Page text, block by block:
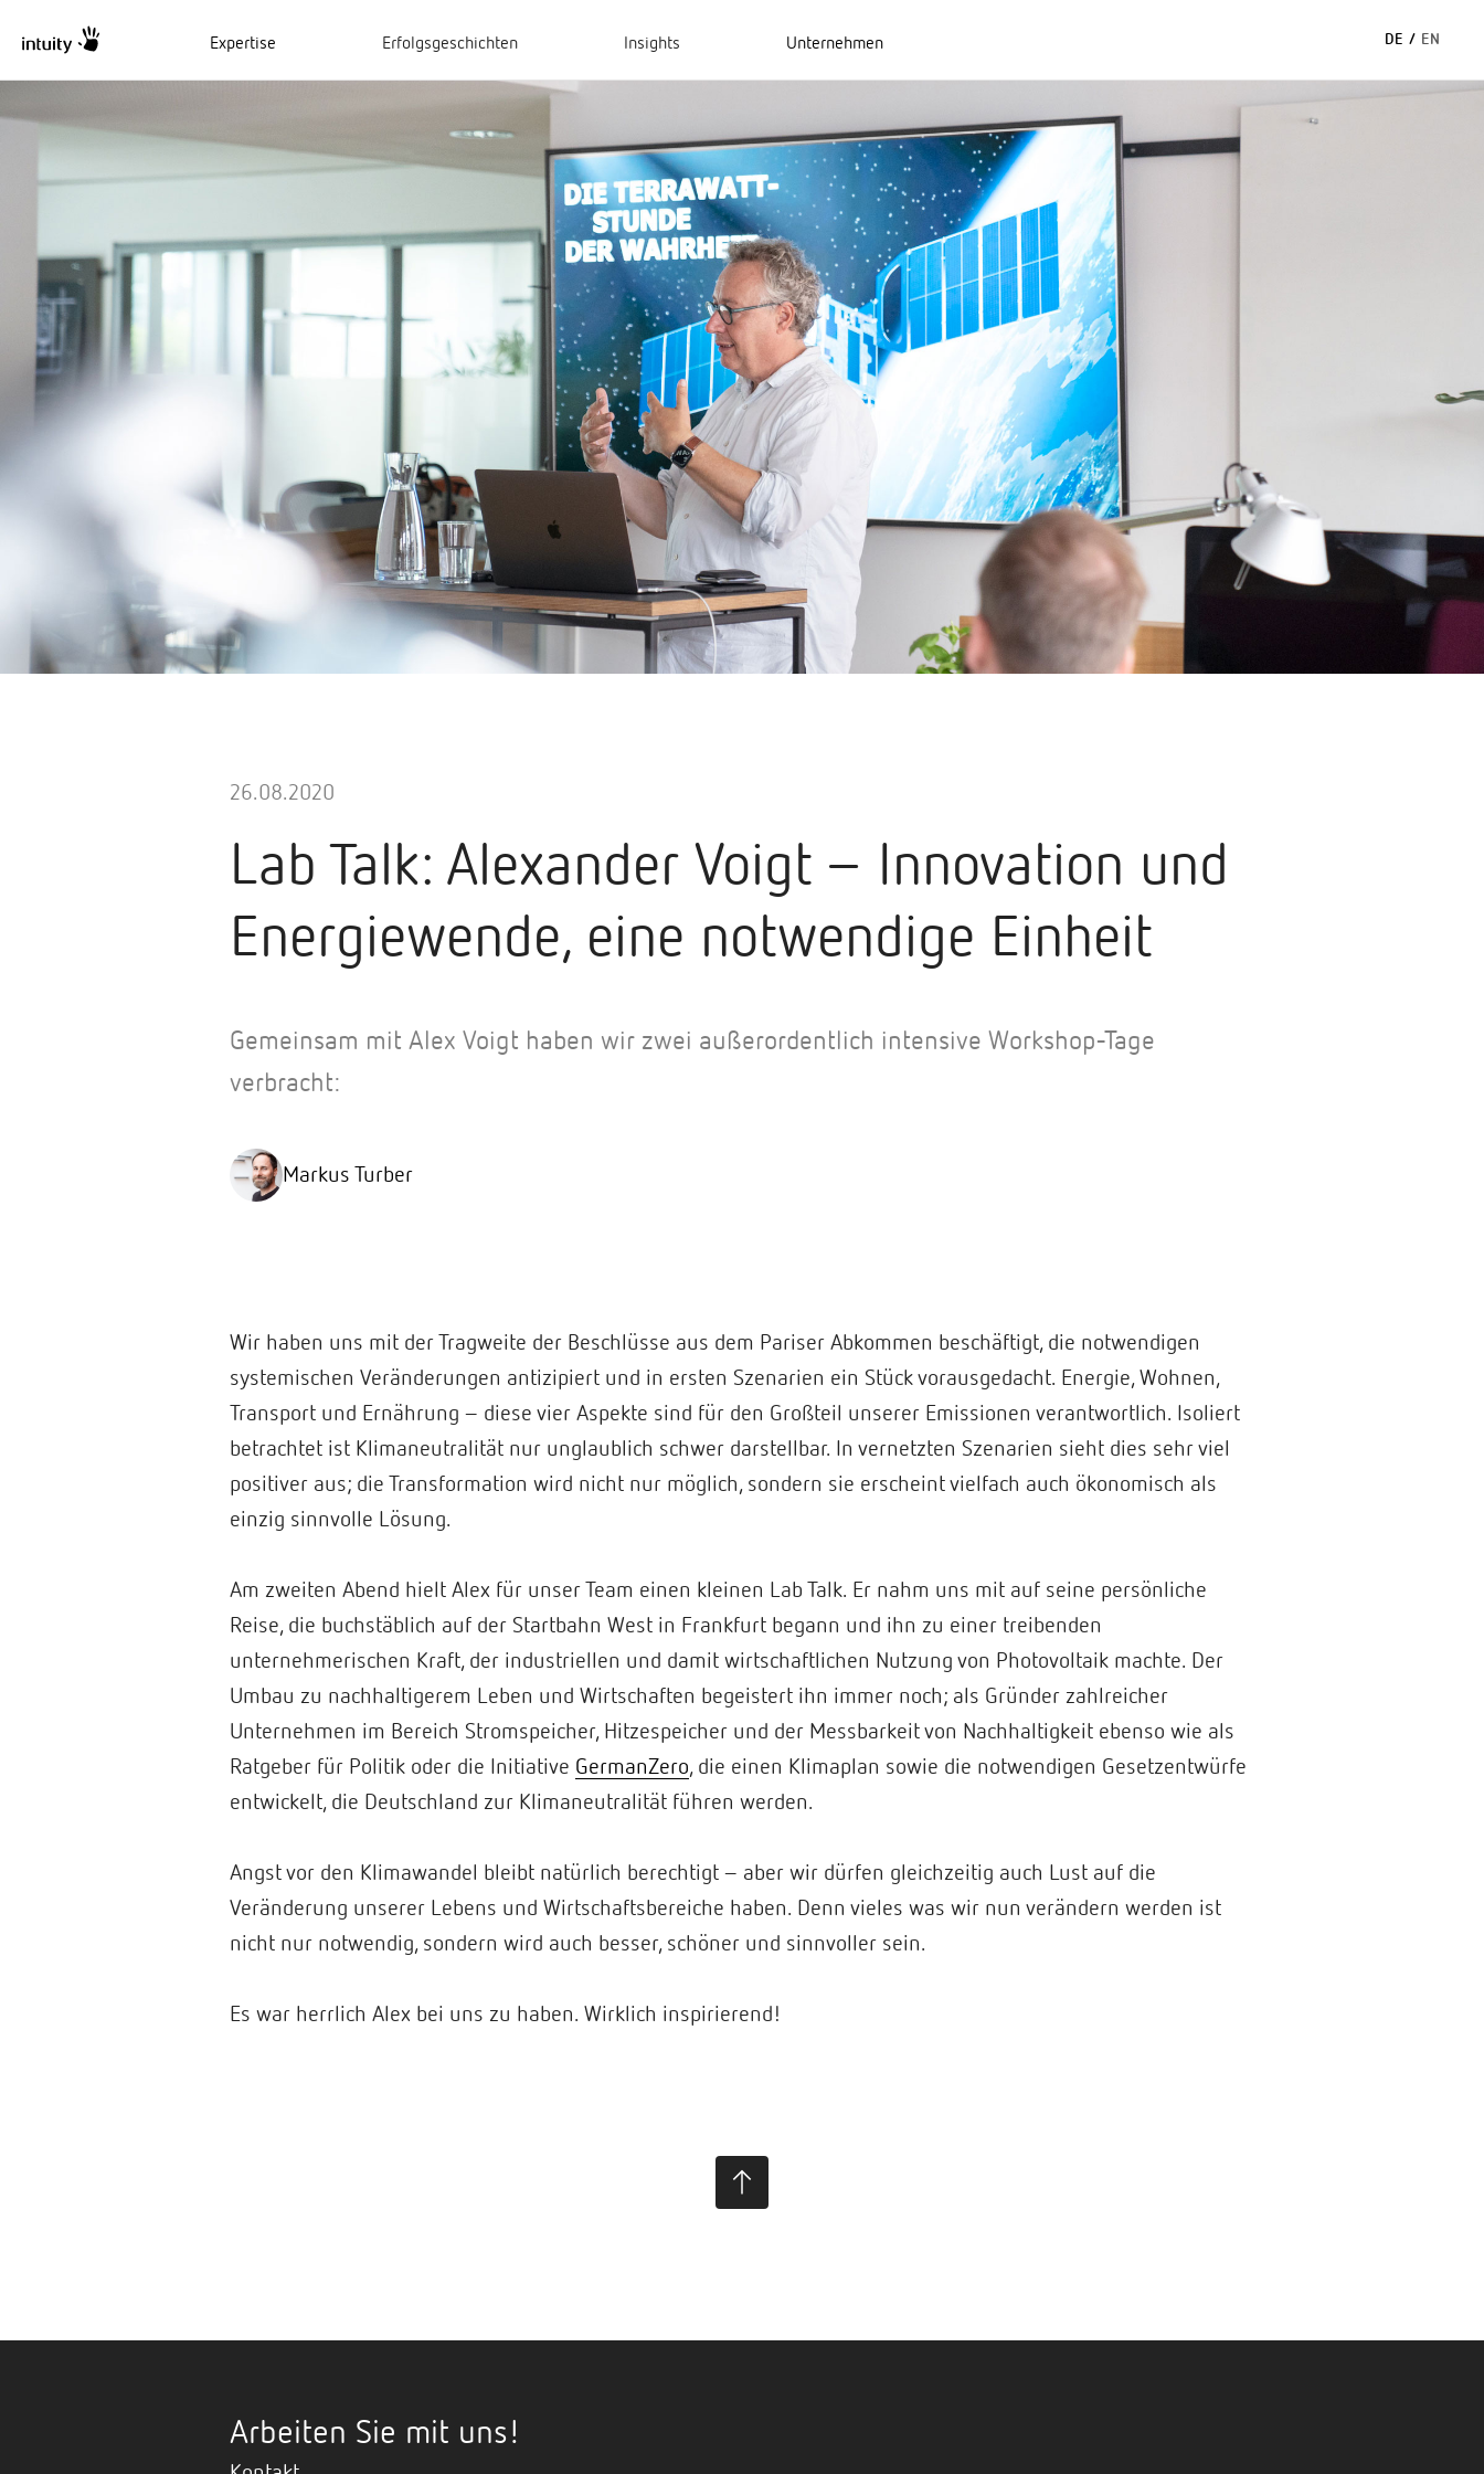
Expertise Erfolgsgeschichten Insights Unternehmen DE / EN
26.08.2020
Lab Talk: Alexander Voigt – Innovation und
Energiewende, eine notwendige Einheit
Gemeinsam mit Alex Voigt haben wir zwei außerordentlich intensive Workshop-Tage
verbracht:
Markus Turber
Wir haben uns mit der Tragweite der Beschlüsse aus dem Pariser Abkommen beschäftigt, die notwendigen
systemischen Veränderungen antizipiert und in ersten Szenarien ein Stück vorausgedacht. Energie, Wohnen,
Transport und Ernährung – diese vier Aspekte sind für den Großteil unserer Emissionen verantwortlich. Isoliert
betrachtet ist Klimaneutralität nur unglaublich schwer darstellbar. In vernetzten Szenarien sieht dies sehr viel
positiver aus; die Transformation wird nicht nur möglich, sondern sie erscheint vielfach auch ökonomisch als
einzig sinnvolle Lösung.
Am zweiten Abend hielt Alex für unser Team einen kleinen Lab Talk. Er nahm uns mit auf seine persönliche
Reise, die buchstäblich auf der Startbahn West in Frankfurt begann und ihn zu einer treibenden
unternehmerischen Kraft, der industriellen und damit wirtschaftlichen Nutzung von Photovoltaik machte. Der
Umbau zu nachhaltigerem Leben und Wirtschaften begeistert ihn immer noch; als Gründer zahlreicher
Unternehmen im Bereich Stromspeicher, Hitzespeicher und der Messbarkeit von Nachhaltigkeit ebenso wie als
Ratgeber für Politik oder die Initiative GermanZero, die einen Klimaplan sowie die notwendigen Gesetzentwürfe
entwickelt, die Deutschland zur Klimaneutralität führen werden.
Angst vor den Klimawandel bleibt natürlich berechtigt – aber wir dürfen gleichzeitig auch Lust auf die
Veränderung unserer Lebens und Wirtschaftsbereiche haben. Denn vieles was wir nun verändern werden ist
nicht nur notwendig, sondern wird auch besser, schöner und sinnvoller sein.
Es war herrlich Alex bei uns zu haben. Wirklich inspirierend!
Arbeiten Sie mit uns!